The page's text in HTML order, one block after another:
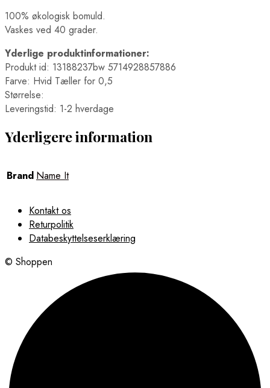
100% økologisk bomuld.
Vaskes ved 40 grader.
Yderlige produktinformationer:
Produkt id: 13188237bw 5714928857886
Farve: Hvid Tæller for 0,5
Størrelse:
Leveringstid: 1-2 hverdage
Yderligere information
Brand Name It
Kontakt os
Returpolitik
Databeskyttelseserklæring
© Shoppen